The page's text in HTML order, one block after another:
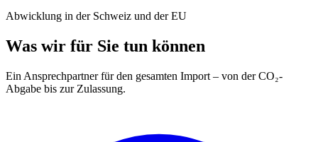
Abwicklung in der Schweiz und der EU
Was wir für Sie tun können
Ein Ansprechpartner für den gesamten Import – von der CO₂-
Abgabe bis zur Zulassung.